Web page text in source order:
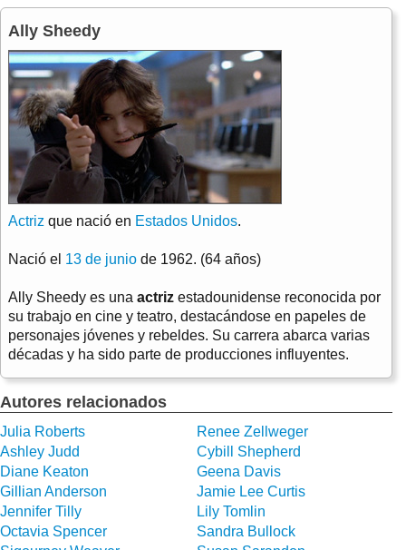
Ally Sheedy
Actriz que nació en Estados Unidos.
Nació el 13 de junio de 1962. (64 años)
Ally Sheedy es una actriz estadounidense reconocida por
su trabajo en cine y teatro, destacándose en papeles de
personajes jóvenes y rebeldes. Su carrera abarca varias
décadas y ha sido parte de producciones influyentes.
Autores relacionados
Julia Roberts
Renee Zellweger
Ashley Judd
Cybill Shepherd
Diane Keaton
Geena Davis
Gillian Anderson
Jamie Lee Curtis
Jennifer Tilly
Lily Tomlin
Octavia Spencer
Sandra Bullock